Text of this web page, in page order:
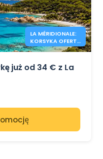
LA MÉRIDIONALE:
KORSYKA OFERTY
OD 34€
już od 34 € z La